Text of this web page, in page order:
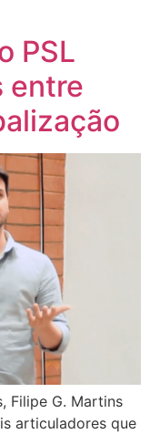
PSL
entre
Filipe G. Martins
articuladores que